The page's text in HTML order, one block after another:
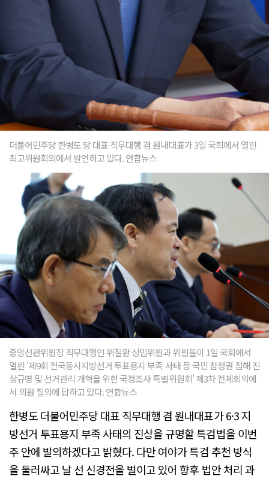
더불어민주당 한병도 당 대표 직무대행 겸 원내대표가 3일 국회에서 열린
최고위원회의에서 발언하고 있다. 연합뉴스
중앙선관위원장 직무대행인 위철환 상임위원과 위원들이 1일 국회에서
열린 '제9회 전국동시지방선거 투표용지 부족 사태 등 국민 참정권 침해 진
상규명 및 선거관리 개혁을 위한 국정조사 특별위원회' 제3차 전체회의에
서 의원 질의에 답하고 있다. 연합뉴스
한병도 더불어민주당 대표 직무대행 겸 원내대표가 6·3 지
방선거 투표용지 부족 사태의 진상을 규명할 특검법을 이번
주 안에 발의하겠다고 밝혔다. 다만 여야가 특검 추천 방식
을 둘러싸고 날 선 신경전을 벌이고 있어 향후 법안 처리 과